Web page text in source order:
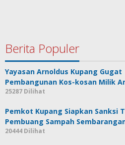
Berita Populer
Yayasan Arnoldus Kupang Gugat
Pembangunan Kos-kosan Milik
25287 Dilihat
Pemkot Kupang Siapkan Sanksi
Pembuang Sampah
20444 Dilihat